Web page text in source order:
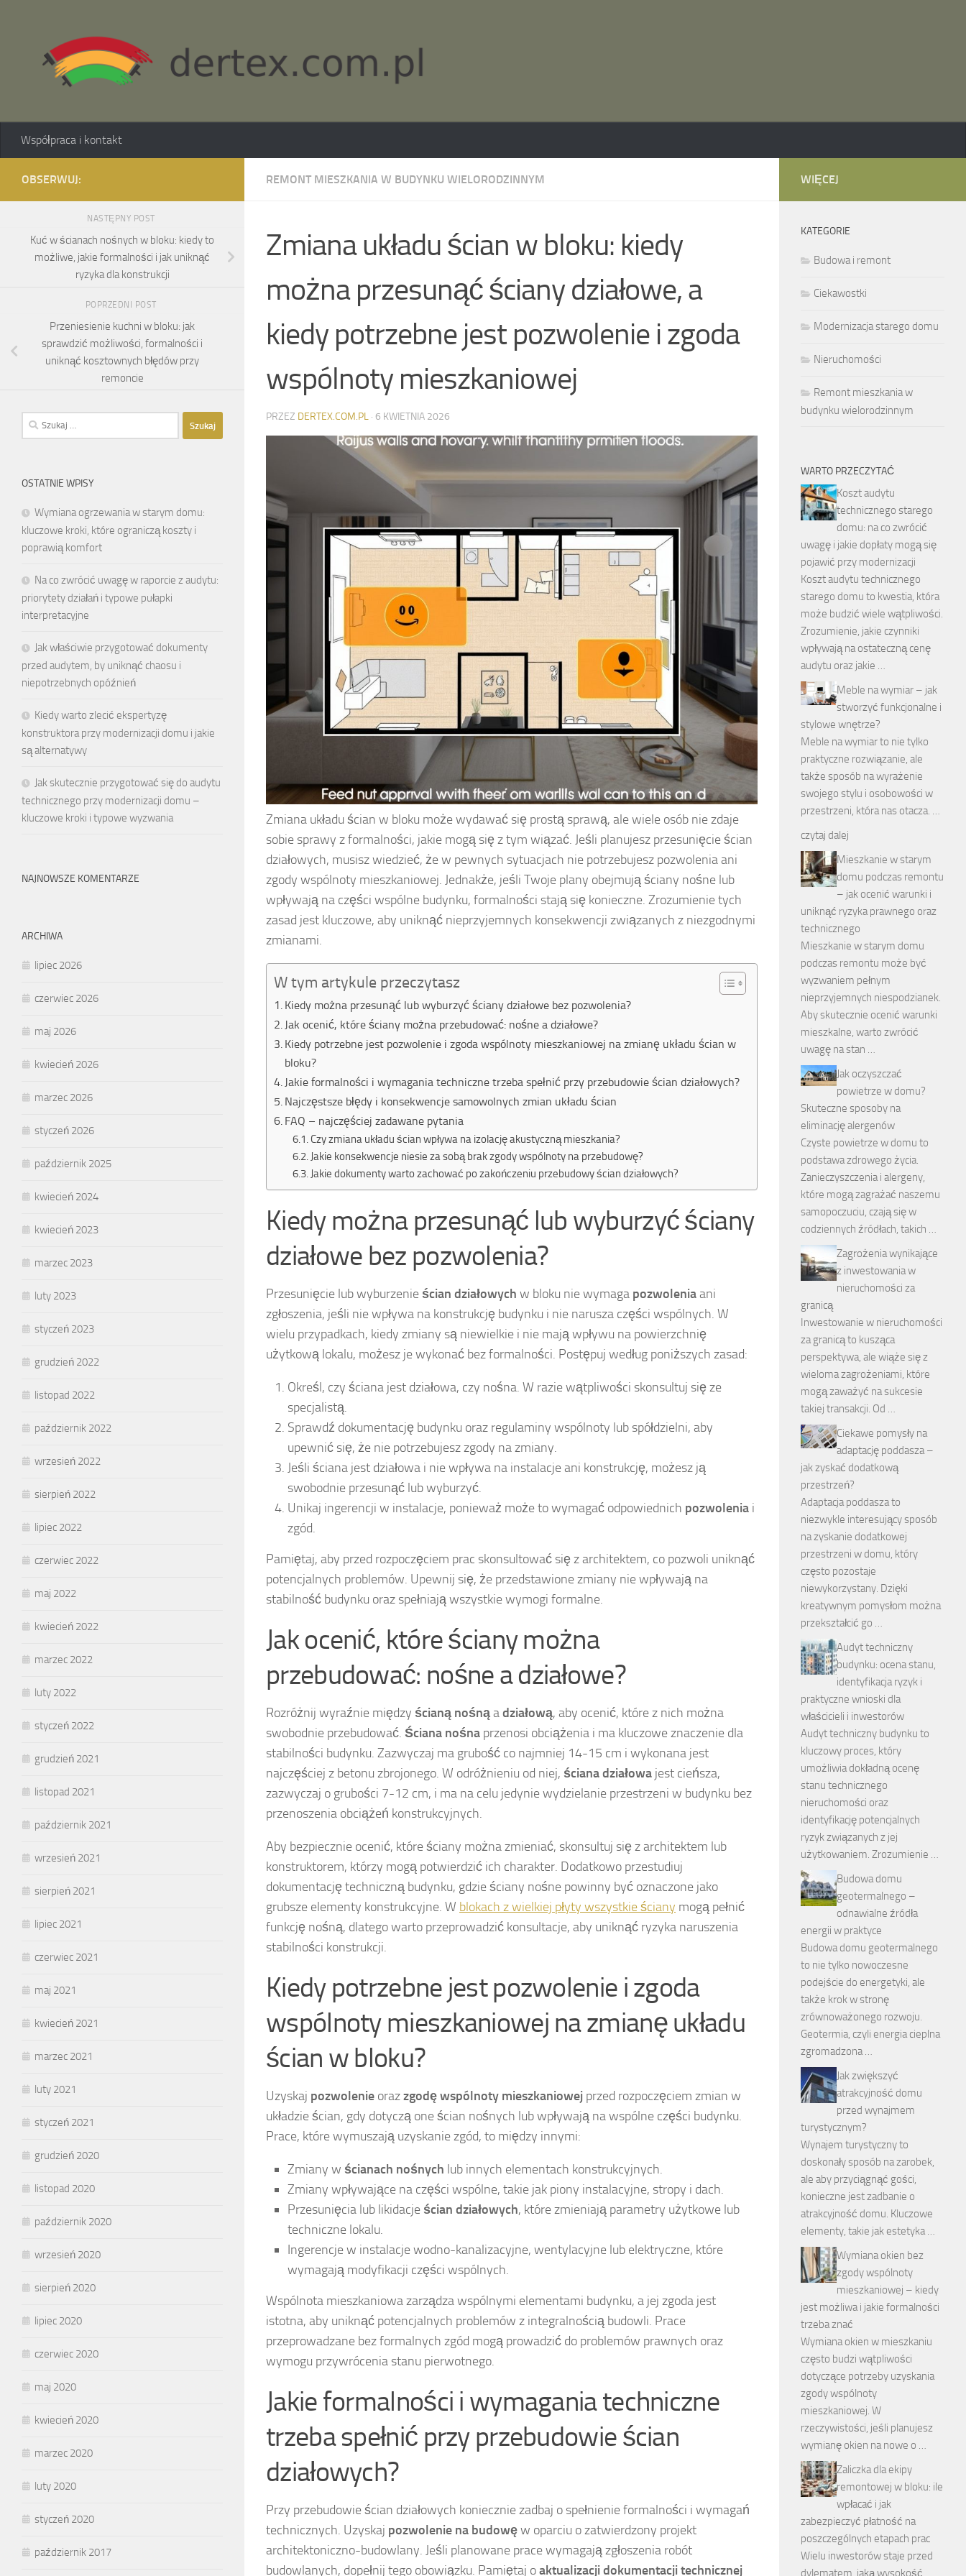
Współpraca i kontakt
REMONT MIESZKANIA W BUDYNKU WIELORODZINNYM
Zmiana układu ścian w bloku: kiedy
można przesunąć ściany działowe, a
kiedy potrzebne jest pozwolenie i zgoda
wspólnoty mieszkaniowej
PRZEZ DERTEX.COM.PL · 6 KWIETNIA 2026
Zmiana układu ścian w bloku może wydawać się prostą sprawą, ale wiele osób nie zdaje
sobie sprawy z formalności, jakie mogą się z tym wiązać. Jeśli planujesz przesunięcie ścian
działowych, musisz wiedzieć, że w pewnych sytuacjach nie potrzebujesz pozwolenia ani
zgody wspólnoty mieszkaniowej. Jednakże, jeśli Twoje plany obejmują ściany nośne lub
wpływają na części wspólne budynku, formalności stają się konieczne. Zrozumienie tych
zasad jest kluczowe, aby uniknąć nieprzyjemnych konsekwencji związanych z niezgodnymi
zmianami.
W tym artykule przeczytasz
Kiedy można przesunąć lub wyburzyć ściany działowe bez pozwolenia?
Jak ocenić, które ściany można przebudować: nośne a działowe?
Kiedy potrzebne jest pozwolenie i zgoda wspólnoty mieszkaniowej na zmianę układu ścian w
bloku?
Jakie formalności i wymagania techniczne trzeba spełnić przy przebudowie ścian działowych?
Najczęstsze błędy i konsekwencje samowolnych zmian układu ścian
FAQ – najczęściej zadawane pytania
Czy zmiana układu ścian wpływa na izolację akustyczną mieszkania?
Jakie konsekwencje niesie za sobą brak zgody wspólnoty na przebudowę?
Jakie dokumenty warto zachować po zakończeniu przebudowy ścian działowych?
Kiedy można przesunąć lub wyburzyć ściany
działowe bez pozwolenia?
Przesunięcie lub wyburzenie ścian działowych w bloku nie wymaga pozwoleniaani
zgłoszenia, jeśli nie wpływa na konstrukcję budynku i nie narusza części wspólnych. W
wielu przypadkach, kiedy zmiany są niewielkie i nie mają wpływu na powierzchnię
użytkową lokalu, możesz je wykonać bez formalności. Postępuj według poniższych zasad:
Określ, czy ściana jest działowa, czy nośna. W razie wątpliwości skonsultuj się ze
specjalistą.
Sprawdź dokumentację budynku oraz regulaminy wspólnoty lub spółdzielni, aby
upewnić się, że nie potrzebujesz zgody na zmiany.
Jeśli ściana jest działowa i nie wpływa na instalacje ani konstrukcję, możesz ją
swobodnie przesunąć lub wyburzyć.
Unikaj ingerencji w instalacje, ponieważ może to wymagać odpowiednich pozwolenia i
zgód.
Pamiętaj, aby przed rozpoczęciem prac skonsultować się z architektem, co pozwoli uniknąć
potencjalnych problemów. Upewnij się, że przedstawione zmiany nie wpływają na
stabilność budynku oraz spełniają wszystkie wymogi formalne.
Jak ocenić, które ściany można
przebudować: nośne a działowe?
Rozróżnij wyraźnie między ścianą nośnąadziałową, aby ocenić, które z nich można
swobodnie przebudować. Ściana nośna przenosi obciążenia i ma kluczowe znaczenie dla
stabilności budynku. Zazwyczaj ma grubość co najmniej 14-15 cm i wykonana jest
najczęściej z betonu zbrojonego. W odróżnieniu od niej, ściana działowa jest cieńsza,
zazwyczaj o grubości 7-12 cm, i ma na celu jedynie wydzielanie przestrzeni w budynku bez
przenoszenia obciążeń konstrukcyjnych.
Aby bezpiecznie ocenić, które ściany można zmieniać, skonsultuj się z architektem lub
konstruktorem, którzy mogą potwierdzić ich charakter. Dodatkowo przestudiuj
dokumentację techniczną budynku, gdzie ściany nośne powinny być oznaczone jako
grubsze elementy konstrukcyjne. W blokach z wielkiej płyty wszystkie ściany mogą pełnić
funkcję nośną, dlatego warto przeprowadzić konsultacje, aby uniknąć ryzyka naruszenia
stabilności konstrukcji.
Kiedy potrzebne jest pozwolenie i zgoda
wspólnoty mieszkaniowej na zmianę układu
ścian w bloku?
Uzyskaj pozwolenie orazzgodę wspólnoty mieszkaniowej przed rozpoczęciem zmian w
układzie ścian, gdy dotyczą one ścian nośnych lub wpływają na wspólne części budynku.
Prace, które wymuszają uzyskanie zgód, to między innymi:
Zmiany w ścianach nośnych lub innych elementach konstrukcyjnych.
Zmiany wpływające na części wspólne, takie jak piony instalacyjne, stropy i dach.
Przesunięcia lub likidacje ścian działowych, które zmieniają parametry użytkowe lub
techniczne lokalu.
Ingerencje w instalacje wodno-kanalizacyjne, wentylacyjne lub elektryczne, które
wymagają modyfikacji części wspólnych.
Wspólnota mieszkaniowa zarządza wspólnymi elementami budynku, a jej zgoda jest
istotna, aby uniknąć potencjalnych problemów z integralnością budowli. Prace
przeprowadzane bez formalnych zgód mogą prowadzić do problemów prawnych oraz
wymogu przywrócenia stanu pierwotnego.
Jakie formalności i wymagania techniczne
trzeba spełnić przy przebudowie ścian
działowych?
Przy przebudowie ścian działowych koniecznie zadbaj o spełnienie formalności i wymagań
technicznych. Uzyskaj pozwolenie na budowęw oparciu o zatwierdzony projekt
architektoniczno-budowlany. Jeśli planowane prace wymagają zgłoszenia robót
budowlanych, dopełnij tego obowiązku. Pamiętaj oaktualizacji dokumentacji technicznej
OBSERWUJ:
NASTĘPNY POST
Kuć w ścianach nośnych w bloku: kiedy to
możliwe, jakie formalności i jak uniknąć
ryzyka dla konstrukcji
POPRZEDNI POST
Przeniesienie kuchni w bloku: jak
sprawdzić możliwości, formalności i
uniknąć kosztownych błędów przy
remoncie
Szukaj:
OSTATNIE WPISY
Wymiana ogrzewania w starym domu:
kluczowe kroki, które ograniczą koszty i
poprawią komfort
Na co zwrócić uwagę w raporcie z audytu:
priorytety działań i typowe pułapki
interpretacyjne
Jak właściwie przygotować dokumenty
przed audytem, by uniknąć chaosu i
niepotrzebnych opóźnień
Kiedy warto zlecić ekspertyzę
konstruktora przy modernizacji domu i jakie
są alternatywy
Jak skutecznie przygotować się do audytu
technicznego przy modernizacji domu –
kluczowe kroki i typowe wyzwania
NAJNOWSZE KOMENTARZE
ARCHIWA
lipiec 2026
czerwiec 2026
maj 2026
kwiecień 2026
marzec 2026
styczeń 2026
październik 2025
kwiecień 2024
kwiecień 2023
marzec 2023
luty 2023
styczeń 2023
grudzień 2022
listopad 2022
październik 2022
wrzesień 2022
sierpień 2022
lipiec 2022
czerwiec 2022
maj 2022
kwiecień 2022
marzec 2022
luty 2022
styczeń 2022
grudzień 2021
listopad 2021
październik 2021
wrzesień 2021
sierpień 2021
lipiec 2021
czerwiec 2021
maj 2021
kwiecień 2021
marzec 2021
luty 2021
styczeń 2021
grudzień 2020
listopad 2020
październik 2020
wrzesień 2020
sierpień 2020
lipiec 2020
czerwiec 2020
maj 2020
kwiecień 2020
marzec 2020
luty 2020
styczeń 2020
październik 2017
WIĘCEJ
KATEGORIE
Budowa i remont
Ciekawostki
Modernizacja starego domu
Nieruchomości
Remont mieszkania w
budynku wielorodzinnym
WARTO PRZECZYTAĆ
Koszt audytu
technicznego starego
domu: na co zwrócić
uwagę i jakie dopłaty mogą się
pojawić przy modernizacji
Koszt audytu technicznego
starego domu to kwestia, która
może budzić wiele wątpliwości.
Zrozumienie, jakie czynniki
wpływają na ostateczną cenę
audytu oraz jakie …
Meble na wymiar – jak
stworzyć funkcjonalne i
stylowe wnętrze?
Meble na wymiar to nie tylko
praktyczne rozwiązanie, ale
także sposób na wyrażenie
swojego stylu i osobowości w
przestrzeni, która nas otacza. …
czytaj dalej
Mieszkanie w starym
domu podczas remontu
– jak ocenić warunki i
uniknąć ryzyka prawnego oraz
technicznego
Mieszkanie w starym domu
podczas remontu może być
wyzwaniem pełnym
nieprzyjemnych niespodzianek.
Aby skutecznie ocenić warunki
mieszkalne, warto zwrócić
uwagę na stan …
Jak oczyszczać
powietrze w domu?
Skuteczne sposoby na
eliminację alergenów
Czyste powietrze w domu to
podstawa zdrowego życia.
Zanieczyszczenia i alergeny,
które mogą zagrażać naszemu
samopoczuciu, czają się w
codziennych źródłach, takich …
Zagrożenia wynikające
z inwestowania w
nieruchomości za
granicą
Inwestowanie w nieruchomości
za granicą to kusząca
perspektywa, ale wiąże się z
wieloma zagrożeniami, które
mogą zaważyć na sukcesie
takiej transakcji. Od …
Ciekawe pomysły na
adaptację poddasza –
jak zyskać dodatkową
przestrzeń?
Adaptacja poddasza to
niezwykle interesujący sposób
na zyskanie dodatkowej
przestrzeni w domu, który
często pozostaje
niewykorzystany. Dzięki
kreatywnym pomysłom można
przekształcić go …
Audyt techniczny
budynku: ocena stanu,
identyfikacja ryzyk i
praktyczne wnioski dla
właścicieli i inwestorów
Audyt techniczny budynku to
kluczowy proces, który
umożliwia dokładną ocenę
stanu technicznego
nieruchomości oraz
identyfikację potencjalnych
ryzyk związanych z jej
użytkowaniem. Zrozumienie …
Budowa domu
geotermalnego –
odnawialne źródła
energii w praktyce
Budowa domu geotermalnego
to nie tylko nowoczesne
podejście do energetyki, ale
także krok w stronę
zrównoważonego rozwoju.
Geotermia, czyli energia cieplna
zgromadzona …
Jak zwiększyć
atrakcyjność domu
przed wynajmem
turystycznym?
Wynajem turystyczny to
doskonały sposób na zarobek,
ale aby przyciągnąć gości,
konieczne jest zadbanie o
atrakcyjność domu. Kluczowe
elementy, takie jak estetyka …
Wymiana okien bez
zgody wspólnoty
mieszkaniowej – kiedy
jest możliwa i jakie formalności
trzeba znać
Wymiana okien w mieszkaniu
często budzi wątpliwości
dotyczące potrzeby uzyskania
zgody wspólnoty
mieszkaniowej. W
rzeczywistości, jeśli planujesz
wymianę okien na nowe o …
Zaliczka dla ekipy
remontowej w bloku: ile
wpłacać i jak
zabezpieczyć płatność na
poszczególnych etapach prac
Wielu inwestorów staje przed
dylematem, jaką wysokość